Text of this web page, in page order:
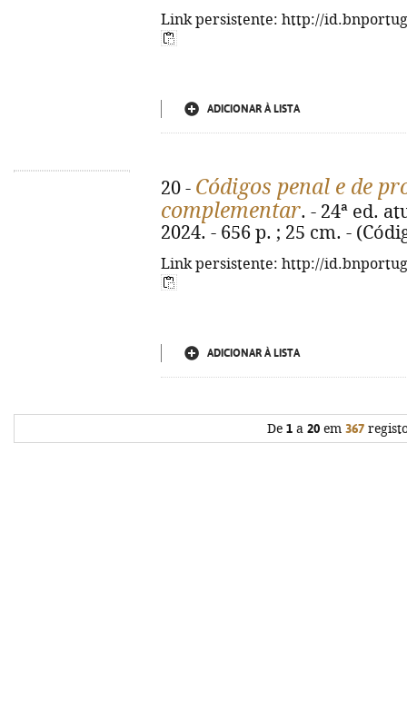
Link persistente: http://
ADICIONAR À LISTA
20 - Códigos penal e de
complementar. - 24ª ed.
2024. - 656 p. ; 25 cm. -
Link persistente: http://
ADICIONAR À LISTA
De 1 a 20 em 367